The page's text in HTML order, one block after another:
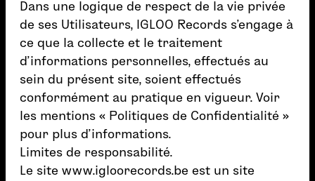
Dans une logique de respect de la vie privée
de ses Utilisateurs, IGLOO Records s’engage à
ce que la collecte et le traitement
d’informations personnelles, effectués au
sein du présent site, soient effectués
conformément au pratique en vigueur. Voir
les mentions « Politiques de Confidentialité »
pour plus d’informations.
Limites de responsabilité.
Le site www.igloorecords.be est un site